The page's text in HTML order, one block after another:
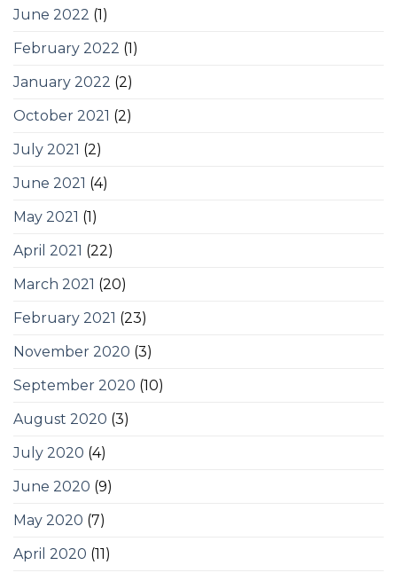
June 2022 (1)
February 2022 (1)
January 2022 (2)
October 2021 (2)
July 2021 (2)
June 2021 (4)
May 2021 (1)
April 2021 (22)
March 2021 (20)
February 2021 (23)
November 2020 (3)
September 2020 (10)
August 2020 (3)
July 2020 (4)
June 2020 (9)
May 2020 (7)
April 2020 (11)